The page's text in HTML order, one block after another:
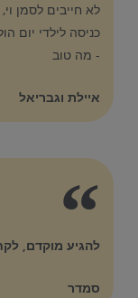
לא חייבים לסמן
כניסה לילדי יום
- מה טוב
איילת וגבריאל
להגיע מוקדם,
סמדר